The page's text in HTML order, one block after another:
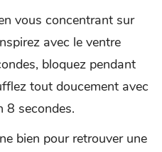
vous concentrant sur
avec le ventre
bloquez pendant
tout doucement avec
8 secondes.
bien pour retrouver une